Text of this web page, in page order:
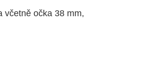
včetně očka 38 mm,